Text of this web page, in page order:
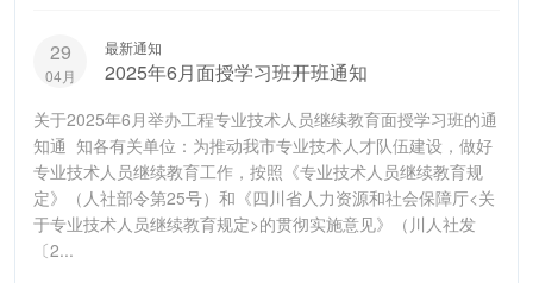
29
04月
最新通知
2025年6月面授学习班开班通知
关于2025年6月举办工程专业技术人员继续教育面授学习班的通
知通 知各有关单位：为推动我市专业技术人才队伍建设，做好
专业技术人员继续教育工作，按照《专业技术人员继续教育规
定》（人社部令第25号）和《四川省人力资源和社会保障厅<关
于专业技术人员继续教育规定>的贯彻实施意见》（川人社发
〔2...